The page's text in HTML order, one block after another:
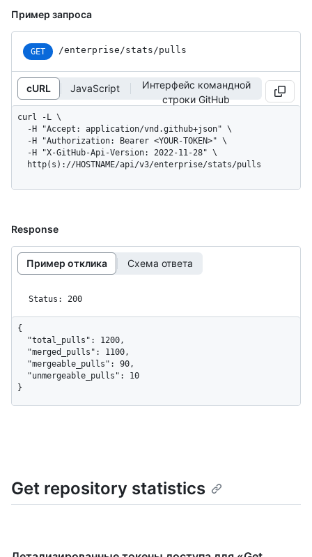
Пример запроса
GET /enterprise/stats/pulls
cURL JavaScript
Интерфейс командной
строки GitHub
curl -L \
  http(s)://HOSTNAME/api/v3/enterprise/stats/pulls
Response
Пример отклика Схема ответа
Status: 200
{
}
Get repository statistics